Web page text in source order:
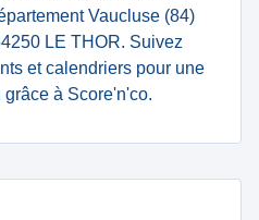
Vaucluse (84)
LE THOR. Suivez
et calendriers pour une
à Score'n'co.